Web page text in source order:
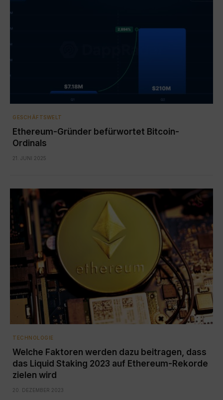
GESCHÄFTSWELT
Ethereum-Gründer befürwortet Bitcoin-
Ordinals
21. JUNI 2025
TECHNOLOGIE
Welche Faktoren werden dazu beitragen, dass
das Liquid Staking 2023 auf Ethereum-Rekorde
zielen wird
20. DEZEMBER 2023